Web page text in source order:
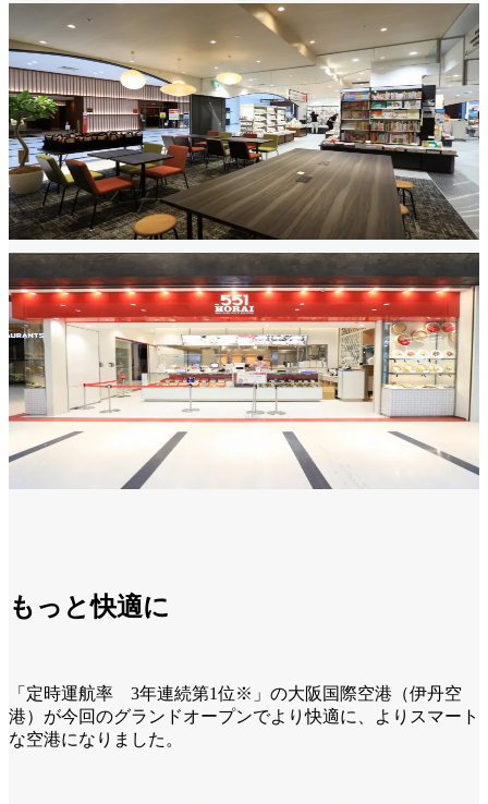
もっと快適に
「定時運航率 3年連続第1位※」の大阪国際空港（伊丹空
港）が今回のグランドオープンでより快適に、よりスマート
な空港になりました。